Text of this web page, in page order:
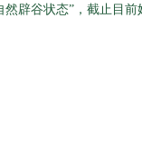
辟谷状态”，截止目前